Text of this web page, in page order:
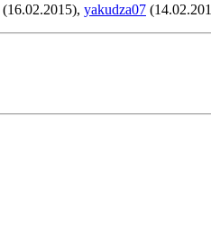
(16.02.2015), yakudza07